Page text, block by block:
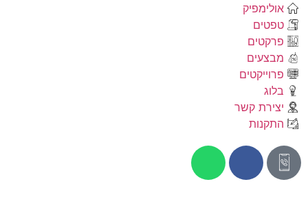
אולימפיק
טפטים
פרקטים
מבצעים
פרוייקטים
בלוג
יצירת קשר
התקנות